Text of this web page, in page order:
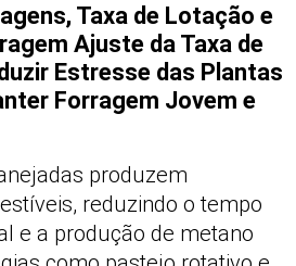
Taxa de Lotação e
Ajuste da Taxa de
Estresse das Plantas
Forragem Jovem e
produzem
reduzindo o tempo
e a produção de metano